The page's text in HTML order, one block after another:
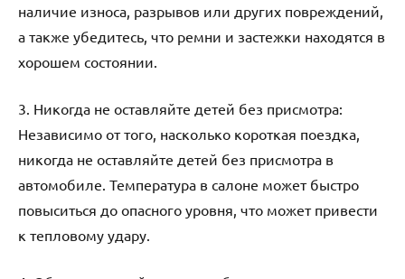
наличие износа, разрывов или других повреждений,
а также убедитесь, что ремни и застежки находятся в
хорошем состоянии.
3. Никогда не оставляйте детей без присмотра:
Независимо от того, насколько короткая поездка,
никогда не оставляйте детей без присмотра в
автомобиле. Температура в салоне может быстро
повыситься до опасного уровня, что может привести
к тепловому удару.